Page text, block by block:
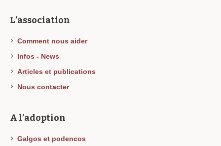
L’association
Comment nous aider
Infos - News
Articles et publications
Nous contacter
A l’adoption
Galgos et podencos